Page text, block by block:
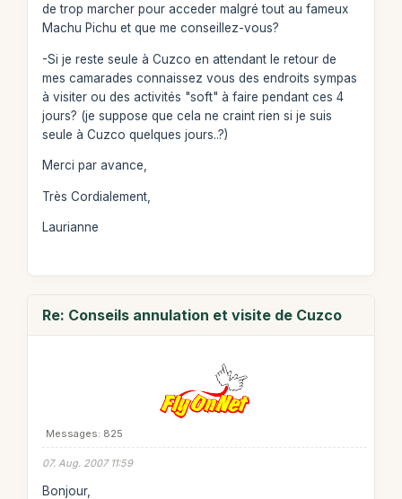
de trop marcher pour acceder malgré tout au fameux
Machu Pichu et que me conseillez-vous?
-Si je reste seule à Cuzco en attendant le retour de
mes camarades connaissez vous des endroits sympas
à visiter ou des activités "soft" à faire pendant ces 4
jours? (je suppose que cela ne craint rien si je suis
seule à Cuzco quelques jours..?)
Merci par avance,
Très Cordialement,
Laurianne
Re: Conseils annulation et visite de Cuzco
Messages: 825
07. Aug. 2007 11:59
Bonjour,